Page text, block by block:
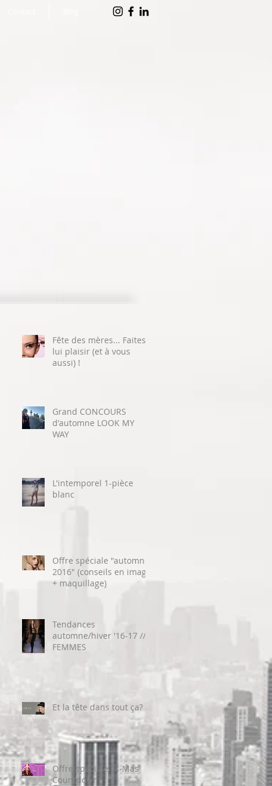
Fête des mères... Faites
lui plaisir (et à vous
aussi) !
Grand CONCOURS
d'automne LOOK MY
WAY
L'intemporel 1-pièce
blanc
Offre spéciale "automne
2016" (conseils en image
+ maquillage)
Tendances
automne/hiver '16-17 //
FEMMES
Et la tête dans tout ça?
Offre spéciale "X-Mas
Countdown"